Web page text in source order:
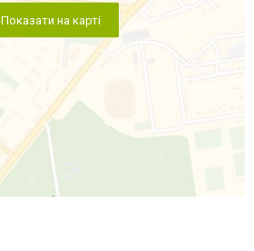
Показати на карті